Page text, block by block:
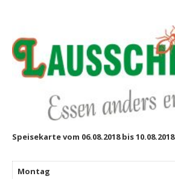
Speisekarte vom 06.08.2018 bis 10.08.2018
Montag